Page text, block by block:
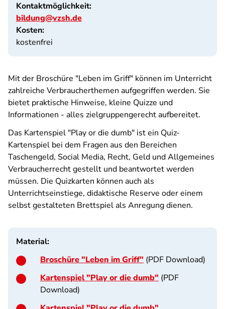
Kontaktmöglichkeit:
bildung@vzsh.de
Kosten:
kostenfrei
Mit der Broschüre "Leben im Griff" können im Unterricht
zahlreiche Verbraucherthemen aufgegriffen werden. Sie
bietet praktische Hinweise, kleine Quizze und
Informationen - alles zielgruppengerecht aufbereitet.
Das Kartenspiel "Play or die dumb" ist ein Quiz-
Kartenspiel bei dem Fragen aus den Bereichen
Taschengeld, Social Media, Recht, Geld und Allgemeines
Verbraucherrecht gestellt und beantwortet werden
müssen. Die Quizkarten können auch als
Unterrichtseinstiege, didaktische Reserve oder einem
selbst gestalteten Brettspiel als Anregung dienen.
Material:
Broschüre "Leben im Griff" (PDF Download)
Kartenspiel "Play or die dumb" (PDF
Download)